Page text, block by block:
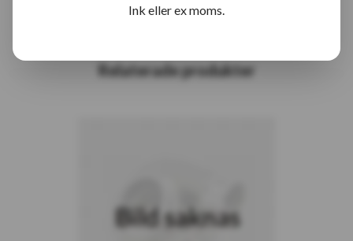
Ink eller ex moms.